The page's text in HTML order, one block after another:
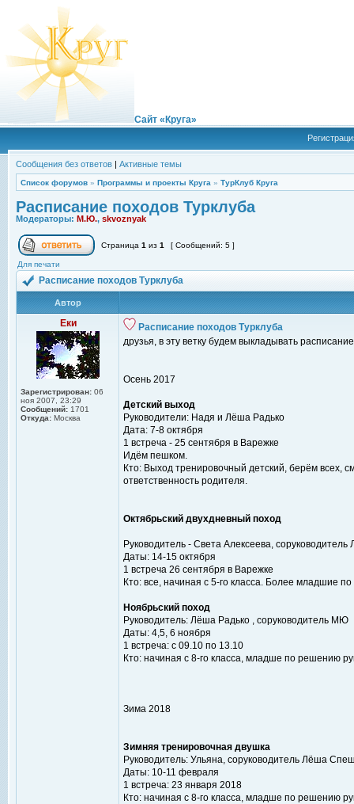
Сайт «Круга»
Сообщения без ответов | Активные темы
Список форумов » Программы и проекты Круга » ТурКлуб Круга
Расписание походов Турклуба
Модераторы: М.Ю., skvoznyak
Страница 1 из 1 [ Сообщений: 5 ]
Для печати
Расписание походов Турклуба
Автор
Еки
Зарегистрирован: 06
ноя 2007, 23:29
Сообщений: 1701
Откуда: Москва
Расписание походов Турклуба
друзья, в эту ветку будем выкладывать
Осень 2017
Детский выход
Руководители: Надя и Лёша Радько
Дата: 7-8 октября
1 встреча - 25 сентября в Варежке
Идём пешком.
Кто: Выход тренировочный детский, берём всех,
ответственность родителя.
Октябрьский двухдневный поход
Руководитель - Света Алексеева,
Даты: 14-15 октября
1 встреча 26 сентября в Варежке
Кто: все, начиная с 5-го класса. Более младшие
Ноябрьский поход
Руководитель: Лёша Радько , соруководитель МЮ
Даты: 4,5, 6 ноября
1 встреча: с 09.10 по 13.10
Кто: начиная с 8-го класса, младше по решению
Зима 2018
Зимняя тренировочная двушка
Руководитель: Ульяна, соруководитель Лёша
Даты: 10-11 февраля
1 встреча: 23 января 2018
Кто: начиная с 8-го класса, младше по решению